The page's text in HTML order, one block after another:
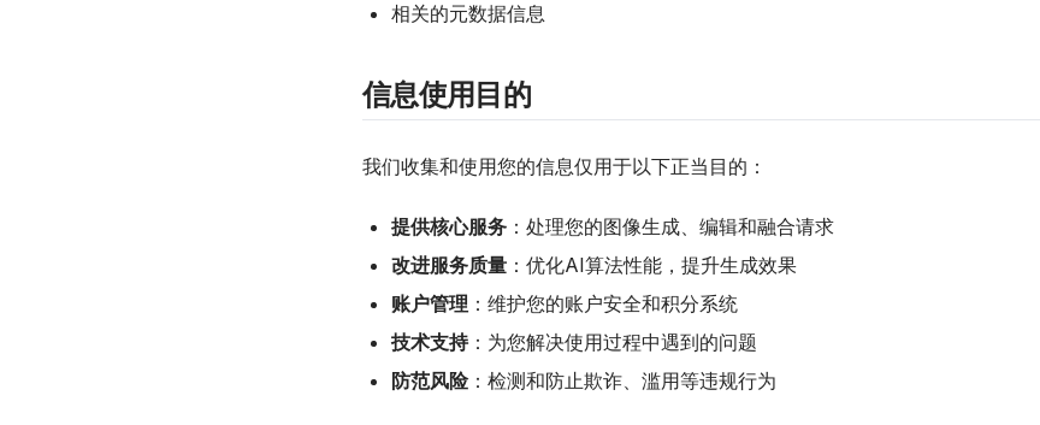
相关的元数据信息
信息使用目的
我们收集和使用您的信息仅用于以下正当目的：
提供核心服务：处理您的图像生成、编辑和融合请求
改进服务质量：优化AI算法性能，提升生成效果
账户管理 ：维护您的账户安全和积分系统
技术支持：为您解决使用过程中遇到的问题
防范风险：检测和防止欺诈、滥用等违规行为